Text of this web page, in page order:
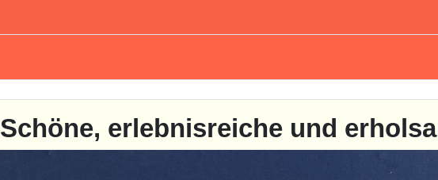
Schöne, erlebnisreiche und